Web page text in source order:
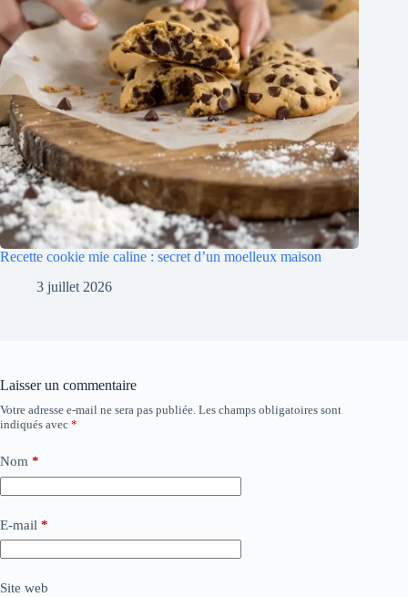
Recette cookie mie caline : secret d’un moelleux maison
3 juillet 2026
Laisser un commentaire
Votre adresse e-mail ne sera pas publiée. Les champs obligatoires sont
indiqués avec *
Nom *
E-mail *
Site web